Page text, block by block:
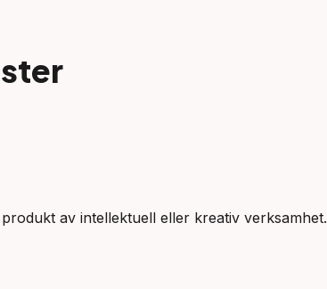
av intellektuell eller kreativ verksamhet.